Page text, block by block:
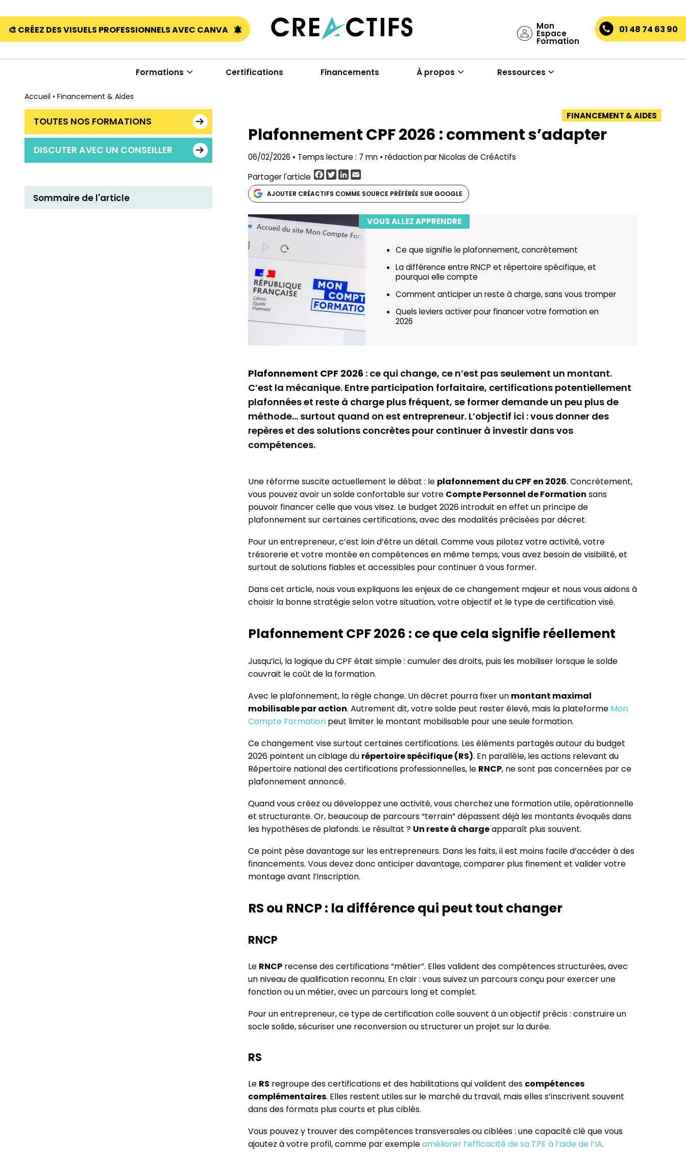
Mon
Espace
Formation
01 48 74 63 90
🎨 CRÉEZ DES VISUELS PROFESSIONNELS AVEC CANVA
Formations Certifications Financements À propos Ressources
Accueil • Financement & Aides
TOUTES NOS FORMATIONS
DISCUTER AVEC UN CONSEILLER
Sommaire de l'article
Plafonnement CPF 2026 : comment s’adapter
FINANCEMENT & AIDES
06/02/2026 • Temps lecture : 7 mn • rédaction par Nicolas de CréActifs
Partager l'article
Facebook
TwitterLinkedIn
AJOUTER CRÉACTIFS COMME SOURCE PRÉFÉRÉE SUR GOOGLE
VOUS ALLEZ APPRENDRE
Ce que signifie le plafonnement, concrètement
La différence entre RNCP et répertoire spécifique, et
pourquoi elle compte
Comment anticiper un reste à charge, sans vous tromper
Quels leviers activer pour financer votre formation en
2026
Plafonnement CPF 2026 : ce qui change, ce n’est pas seulement un montant.
C’est la mécanique. Entre participation forfaitaire, certifications potentiellement
plafonnées et reste à charge plus fréquent, se former demande un peu plus de
méthode… surtout quand on est entrepreneur. L’objectif ici : vous donner des
repères et des solutions concrètes pour continuer à investir dans vos
compétences.
Une réforme suscite actuellement le débat : le plafonnement du CPF en 2026. Concrètement,
vous pouvez avoir un solde confortable sur votre Compte Personnel de Formation sans
pouvoir financer celle que vous visez. Le budget 2026 introduit en effet un principe de
plafonnement sur certaines certifications, avec des modalités précisées par décret.
Pour un entrepreneur, c’est loin d’être un détail. Comme vous pilotez votre activité, votre
trésorerie et votre montée en compétences en même temps, vous avez besoin de visibilité, et
surtout de solutions fiables et accessibles pour continuer à vous former.
Dans cet article, nous vous expliquons les enjeux de ce changement majeur et nous vous aidons à
choisir la bonne stratégie selon votre situation, votre objectif et le type de certification visé.
Plafonnement CPF 2026 : ce que cela signifie réellement
Jusqu’ici, la logique du CPF était simple : cumuler des droits, puis les mobiliser lorsque le solde
couvrait le coût de la formation.
Avec le plafonnement, la règle change. Un décret pourra fixer un montant maximal
mobilisable par action. Autrement dit, votre solde peut rester élevé, mais la plateforme Mon
Compte Formation peut limiter le montant mobilisable pour une seule formation.
Ce changement vise surtout certaines certifications. Les éléments partagés autour du budget
2026 pointent un ciblage du répertoire spécifique (RS). En parallèle, les actions relevant du
Répertoire national des certifications professionnelles, le RNCP, ne sont pas concernées par ce
plafonnement annoncé.
Quand vous créez ou développez une activité, vous cherchez une formation utile, opérationnelle
et structurante. Or, beaucoup de parcours “terrain” dépassent déjà les montants évoqués dans
les hypothèses de plafonds. Le résultat ? Un reste à chargeapparaît plus souvent.
Ce point pèse davantage sur les entrepreneurs. Dans les faits, il est moins facile d’accéder à des
financements. Vous devez donc anticiper davantage, comparer plus finement et valider votre
montage avant l’inscription.
RS ou RNCP : la différence qui peut tout changer
RNCP
Le RNCP recense des certifications “métier”. Elles valident des compétences structurées, avec
un niveau de qualification reconnu. En clair : vous suivez un parcours conçu pour exercer une
fonction ou un métier, avec un parcours long et complet.
Pour un entrepreneur, ce type de certification colle souvent à un objectif précis : construire un
socle solide, sécuriser une reconversion ou structurer un projet sur la durée.
RS
Le RS regroupe des certifications et des habilitations qui valident des compétences
complémentaires. Elles restent utiles sur le marché du travail, mais elles s’inscrivent souvent
dans des formats plus courts et plus ciblés.
Vous pouvez y trouver des compétences transversales ou ciblées : une capacité clé que vous
ajoutez à votre profil, comme par exempleaméliorer l’efficacité de sa TPE à l’aide de l’IA.